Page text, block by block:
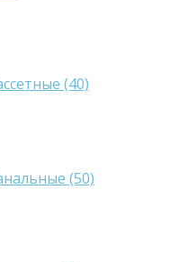
(40)
(50)